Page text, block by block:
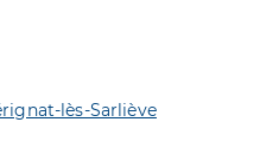
lès-Sarliève